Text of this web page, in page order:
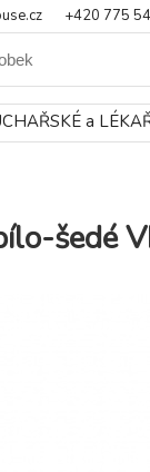
+420 775
a
šedé